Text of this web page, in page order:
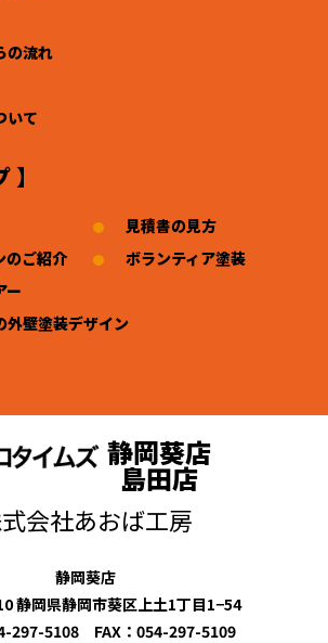
の流れ
いて
のご紹介
見積書の見方
ボランティア塗装
ー
外壁塗装デザイン
静岡葵店
島田店
会社あおば工房
静岡葵店
静岡県静岡市葵区上土1丁目1−54
297-5108 FAX：054-297-5109